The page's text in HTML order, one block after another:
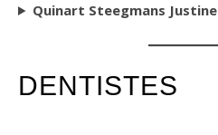
Quinart Steegmans Justine
DENTISTES